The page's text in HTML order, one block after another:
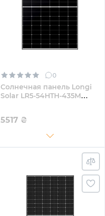
0
Солнечная панель Longi
Solar LR5-54HTH-435M
5517 ₴